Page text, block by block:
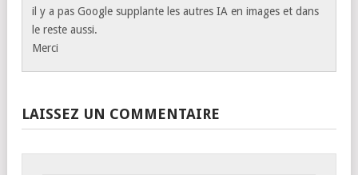
il y a pas Google supplante les autres IA en images et dans
le reste aussi.
Merci
LAISSEZ UN COMMENTAIRE